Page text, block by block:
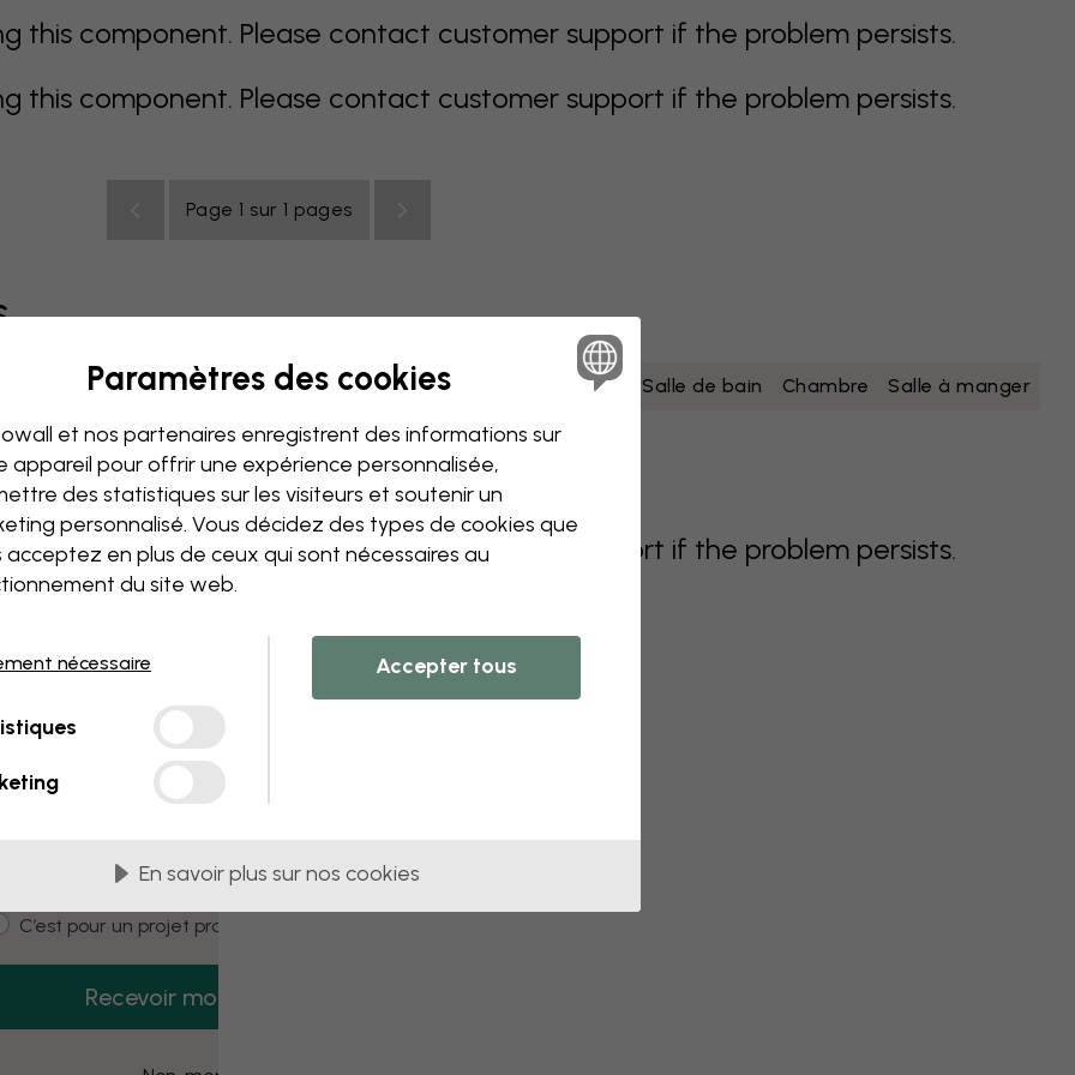
this component. Please contact customer support if the problem persists.
this component. Please contact customer support if the problem persists.
Page 1 sur 1 pages
orange rose mauve rouge turquoise jaune Salle de bain Chambre Salle à manger
bébé Bureau Chambre ado Plafond
this component. Please contact customer support if the problem persists.
3 échantillons offerts
Recevez 3 échantillons gratuits dès
aujourd’hui.
type
C’est pour un projet pro
Recevoir mon code
Paramètres des cookies
et nos partenaires enregistrent des informations sur
appareil pour offrir une expérience personnalisée,
des statistiques sur les visiteurs et soutenir un
personnalisé. Vous décidez des types de cookies que
acceptez en plus de ceux qui sont nécessaires au
du site web.
nécessaire Accepter tous
En savoir plus sur nos cookies